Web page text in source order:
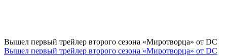
Вышел первый трейлер второго сезона «Миротворца» от DC
Вышел первый трейлер второго сезона «Миротворца» от DC